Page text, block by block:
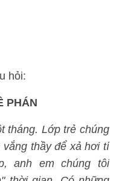
hỏi:
PHÁN
tháng. Lớp trẻ chúng
thầy để xả hơi tí
anh em chúng tôi